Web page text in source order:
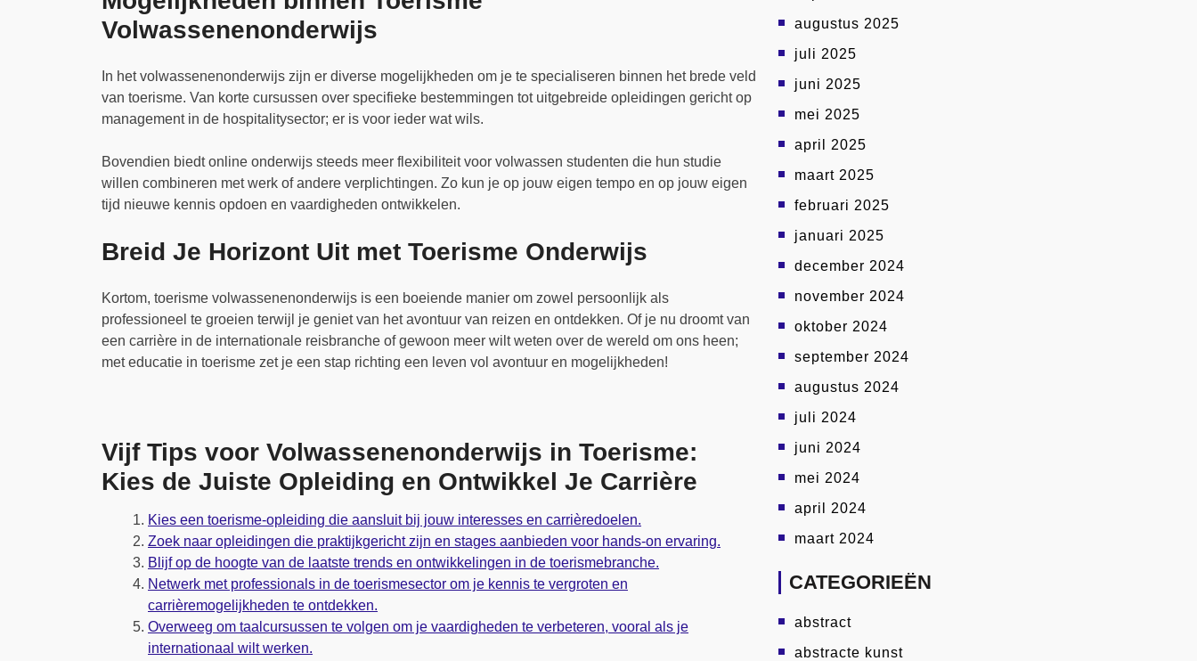
Volwassenenonderwijs
In het volwassenenonderwijs zijn er diverse mogelijkheden om je te specialiseren binnen het brede veld
van toerisme. Van korte cursussen over specifieke bestemmingen tot uitgebreide opleidingen gericht op
management in de hospitalitysector; er is voor ieder wat wils.
Bovendien biedt online onderwijs steeds meer flexibiliteit voor volwassen studenten die hun studie
willen combineren met werk of andere verplichtingen. Zo kun je op jouw eigen tempo en op jouw eigen
tijd nieuwe kennis opdoen en vaardigheden ontwikkelen.
Breid Je Horizont Uit met Toerisme Onderwijs
Kortom, toerisme volwassenenonderwijs is een boeiende manier om zowel persoonlijk als
professioneel te groeien terwijl je geniet van het avontuur van reizen en ontdekken. Of je nu droomt van
een carrière in de internationale reisbranche of gewoon meer wilt weten over de wereld om ons heen;
met educatie in toerisme zet je een stap richting een leven vol avontuur en mogelijkheden!
Vijf Tips voor Volwassenenonderwijs in Toerisme:
Kies de Juiste Opleiding en Ontwikkel Je Carrière
Kies een toerisme-opleiding die aansluit bij jouw interesses en carrièredoelen.
Zoek naar opleidingen die praktijkgericht zijn en stages aanbieden voor hands-on ervaring.
Blijf op de hoogte van de laatste trends en ontwikkelingen in de toerismebranche.
Netwerk met professionals in de toerismesector om je kennis te vergroten en
carrièremogelijkheden te ontdekken.
Overweeg om taalcursussen te volgen om je vaardigheden te verbeteren, vooral als je
internationaal wilt werken.
augustus 2025
juli 2025
juni 2025
mei 2025
april 2025
maart 2025
februari 2025
januari 2025
december 2024
november 2024
oktober 2024
september 2024
augustus 2024
juli 2024
juni 2024
mei 2024
april 2024
maart 2024
CATEGORIEËN
abstract
abstracte kunst